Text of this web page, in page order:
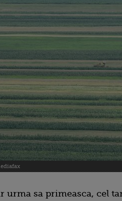
urma sa primeasca, cel